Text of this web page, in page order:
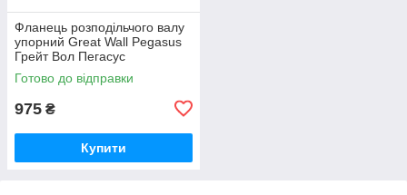
Фланець розподільчого валу
упорний Great Wall Pegasus
Грейт Вол Пегасус
Готово до відправки
975 ₴
Купити